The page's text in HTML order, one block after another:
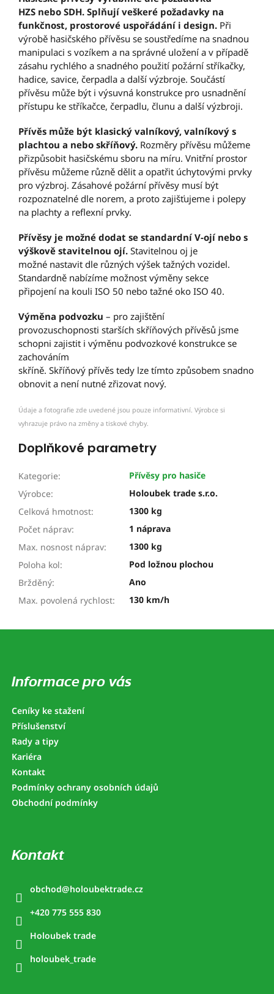
HZS nebo SDH. Splňují veškeré požadavky na
funkčnost, prostorové uspořádání i design. Při
výrobě hasičského přívěsu se soustředíme na snadnou
manipulaci s vozíkem a na správné uložení a v případě
zásahu rychlého a snadného použití požární stříkačky,
hadice, savice, čerpadla a další výzbroje. Součástí
přívěsu může být i výsuvná konstrukce pro usnadnění
přístupu ke stříkačce, čerpadlu, člunu a další výzbroji.
Přívěs může být klasický valníkový, valníkový s
plachtou a nebo skříňový. Rozměry přívěsu můžeme
přizpůsobit hasičskému sboru na míru. Vnitřní prostor
přívěsu můžeme různě dělit a opatřit úchytovými prvky
pro výzbroj. Zásahové požární přívěsy musí být
rozpoznatelné dle norem, a proto zajišťujeme i polepy
na plachty a reflexní prvky.
Přívěsy je možné dodat se standardní V-ojí nebo s
výškově stavitelnou ojí. Stavitelnou oj je
možné nastavit dle různých výšek tažných vozidel.
Standardně nabízíme možnost výměny sekce
připojení na kouli ISO 50 nebo tažné oko ISO 40.
Výměna podvozku – pro zajištění
provozuschopnosti starších skříňových přívěsů jsme
schopni zajistit i výměnu podvozkové konstrukce se
zachováním
skříně. Skříňový přívěs tedy lze tímto způsobem snadno
obnovit a není nutné zřizovat nový.
Údaje a fotografie zde uvedené jsou pouze informativní. Výrobce si
vyhrazuje právo na změny a tiskové chyby.
Doplňkové parametry
Kategorie:
Přívěsy pro hasiče
Výrobce:
Holoubek trade s.r.o.
Celková hmotnost:
1300 kg
Počet náprav:
1 náprava
Max. nosnost náprav:
1300 kg
Poloha kol:
Pod ložnou plochou
Bržděný:
Ano
Max. povolená rychlost: 130 km/h
Informace pro vás
Ceníky ke stažení
Příslušenství
Rady a tipy
Kariéra
Kontakt
Podmínky ochrany osobních údajů
Obchodní podmínky
Kontakt
obchod@holoubektrade.cz
+420 775 555 830
Holoubek trade
holoubek_trade